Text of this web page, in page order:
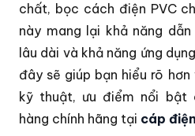
chất, bọc cách điện PVC
này mang lại khả năng
lâu dài và khả năng ứng
đây sẽ giúp bạn hiểu rõ
kỹ thuật, ưu điểm nổi bật
hàng chính hãng tại cáp